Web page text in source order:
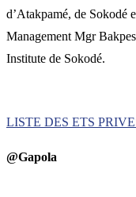
d’Atakpamé, de Sokodé
Management Mgr
Institute de Sokodé.
LISTE DES ETS
@Gapola